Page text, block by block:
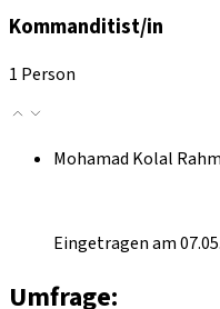
Kommanditist/in
1 Person
Mohamad Kolal
Eingetragen am
Umfrage: